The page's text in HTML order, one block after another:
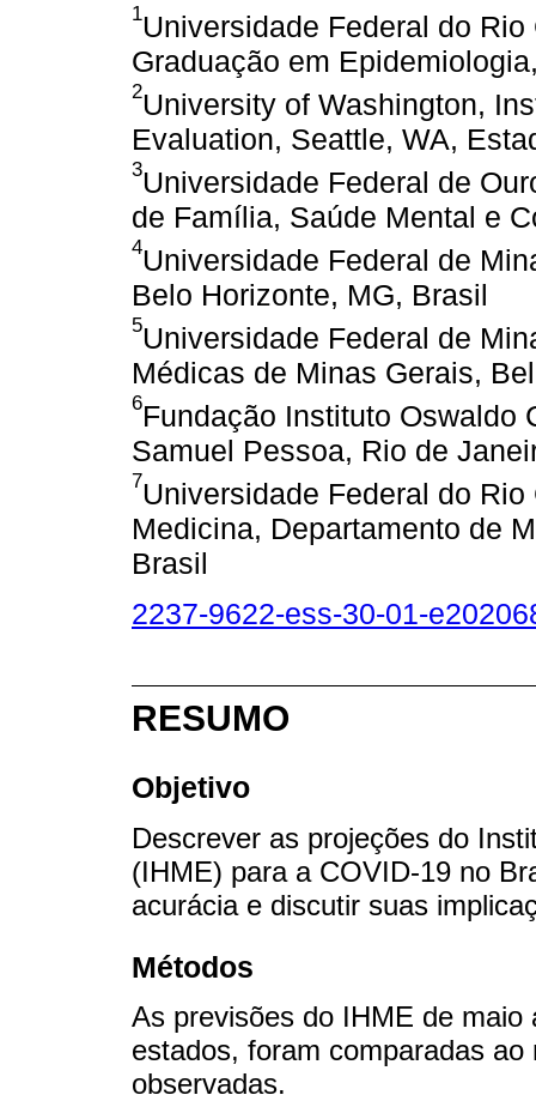
1Universidade Federal do
Graduação em
2University of Washington,
Evaluation, Seattle, WA,
3Universidade Federal de
de Família, Saúde Mental e
4Universidade Federal de
Belo Horizonte, MG, Brasil
5Universidade Federal de
Médicas de Minas Gerais,
6Fundação Instituto Oswaldo
Samuel Pessoa, Rio de
7Universidade Federal do
Medicina, Departamento de
Brasil
2237-9622-ess-30-01-
RESUMO
Objetivo
Descrever as projeções do
(IHME) para a COVID-19 no
acurácia e discutir suas
Métodos
As previsões do IHME de
estados, foram comparadas
observadas.